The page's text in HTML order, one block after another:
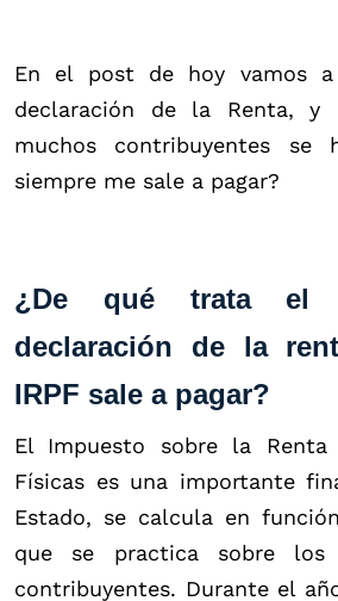
En el post de hoy vamos
declaración de la Renta, y
muchos contribuyentes se
siempre me sale a pagar?
¿De qué trata el
declaración de la
IRPF sale a pagar?
El Impuesto sobre la Renta
Físicas es una importante
Estado, se calcula en
que se practica sobre
contribuyentes. Durante el